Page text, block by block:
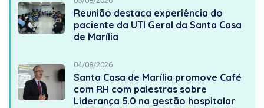
Reunião destaca experiência do
paciente da UTI Geral da Santa Casa
de Marília
04/08/2026
Santa Casa de Marília promove Café
com RH com palestras sobre
Liderança 5.0 na gestão hospitalar